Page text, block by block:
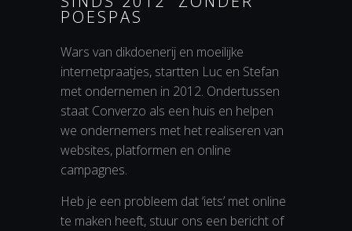
POESPAS
Wars van dikdoenerij en moeilijke
internetpraatjes, startten Luc en Stefan
met ondernemen in 2012. Ondertussen
staat Converzo als een huis en helpen
we ondernemers met het realiseren van
websites, platformen en online
campagnes.
Heb je een probleem dat ‘iets’ met online
te maken heeft, stuur ons een bericht of